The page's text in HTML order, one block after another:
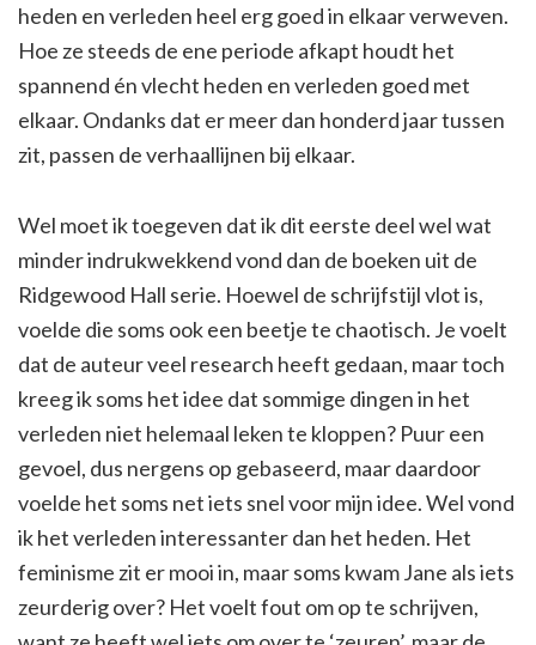
heden en verleden heel erg goed in elkaar verweven.
Hoe ze steeds de ene periode afkapt houdt het
spannend én vlecht heden en verleden goed met
elkaar. Ondanks dat er meer dan honderd jaar tussen
zit, passen de verhaallijnen bij elkaar.
Wel moet ik toegeven dat ik dit eerste deel wel wat
minder indrukwekkend vond dan de boeken uit de
Ridgewood Hall serie. Hoewel de schrijfstijl vlot is,
voelde die soms ook een beetje te chaotisch. Je voelt
dat de auteur veel research heeft gedaan, maar toch
kreeg ik soms het idee dat sommige dingen in het
verleden niet helemaal leken te kloppen? Puur een
gevoel, dus nergens op gebaseerd, maar daardoor
voelde het soms net iets snel voor mijn idee. Wel vond
ik het verleden interessanter dan het heden. Het
feminisme zit er mooi in, maar soms kwam Jane als iets
zeurderig over? Het voelt fout om op te schrijven,